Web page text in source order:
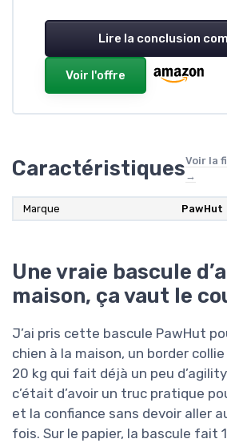
Lire la conclusion
Voir l'offre
CaractéristiquesVoir la
→
Marque PawHut
Une vraie bascule
maison, ça vaut le
J’ai pris cette bascule PawHut
chien à la maison, un border collie
20 kg qui fait déjà un peu d’agility
c’était d’avoir un truc pratique
et la confiance sans devoir aller
fois. Sur le papier, la bascule fait